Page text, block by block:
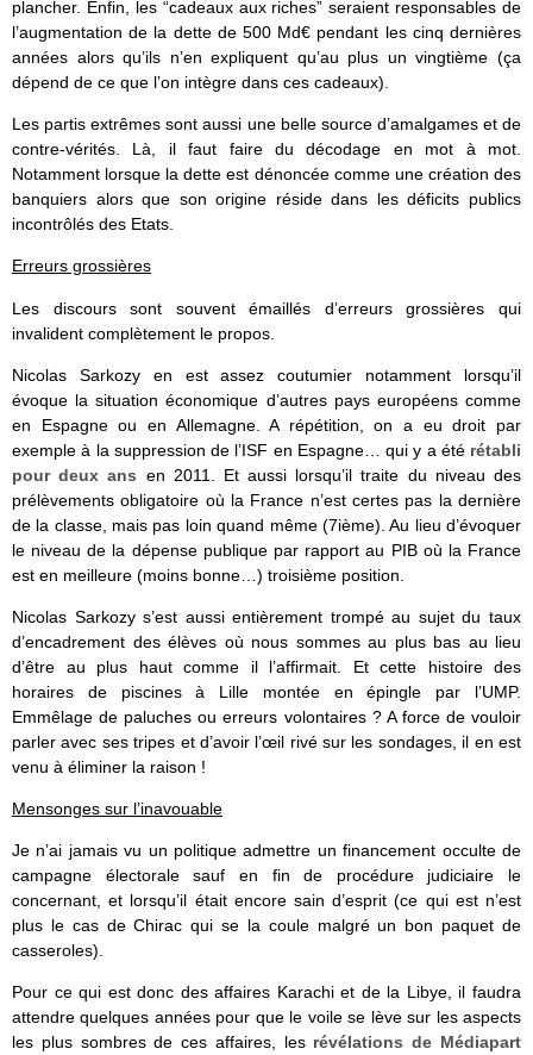
plancher. Enfin, les “cadeaux aux riches” seraient responsables de
l’augmentation de la dette de 500 Md€ pendant les cinq dernières
années alors qu’ils n’en expliquent qu’au plus un vingtième (ça
dépend de ce que l’on intègre dans ces cadeaux).
Les partis extrêmes sont aussi une belle source d’amalgames et de
contre-vérités. Là, il faut faire du décodage en mot à mot.
Notamment lorsque la dette est dénoncée comme une création des
banquiers alors que son origine réside dans les déficits publics
incontrôlés des Etats.
Erreurs grossières
Les discours sont souvent émaillés d’erreurs grossières qui
invalident complètement le propos.
Nicolas Sarkozy en est assez coutumier notamment lorsqu’il
évoque la situation économique d’autres pays européens comme
en Espagne ou en Allemagne. A répétition, on a eu droit par
exemple à la suppression de l’ISF en Espagne… qui y a été rétabli
pour deux ans en 2011. Et aussi lorsqu’il traite du niveau des
prélèvements obligatoire où la France n’est certes pas la dernière
de la classe, mais pas loin quand même (7ième). Au lieu d’évoquer
le niveau de la dépense publique par rapport au PIB où la France
est en meilleure (moins bonne…) troisième position.
Nicolas Sarkozy s’est aussi entièrement trompé au sujet du taux
d’encadrement des élèves où nous sommes au plus bas au lieu
d’être au plus haut comme il l’affirmait. Et cette histoire des
horaires de piscines à Lille montée en épingle par l’UMP.
Emmêlage de paluches ou erreurs volontaires ? A force de vouloir
parler avec ses tripes et d’avoir l’œil rivé sur les sondages, il en est
venu à éliminer la raison !
Mensonges sur l’inavouable
Je n’ai jamais vu un politique admettre un financement occulte de
campagne électorale sauf en fin de procédure judiciaire le
concernant, et lorsqu’il était encore sain d’esprit (ce qui est n’est
plus le cas de Chirac qui se la coule malgré un bon paquet de
casseroles).
Pour ce qui est donc des affaires Karachi et de la Libye, il faudra
attendre quelques années pour que le voile se lève sur les aspects
les plus sombres de ces affaires, les révélations de Médiapart